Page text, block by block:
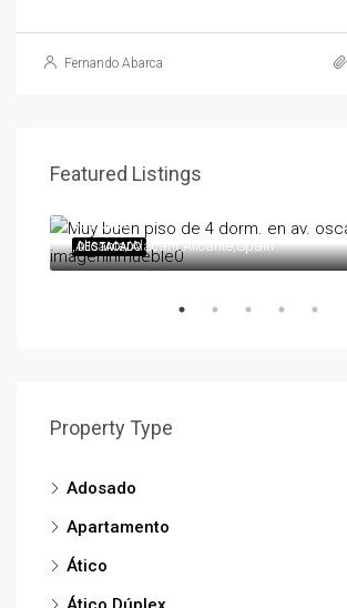
Fernando Abarca
Featured Listings
DESTACADO
595,000€
,Alicante/Alacant,Alicante,Spain
Property Type
Adosado
Apartamento
Ático